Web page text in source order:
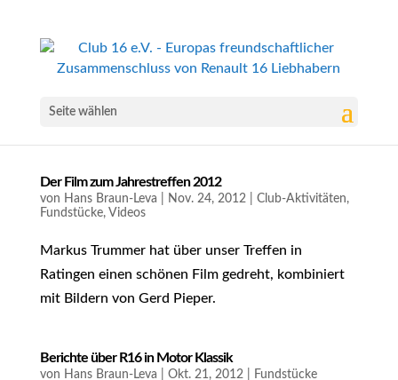
Seite wählen
Der Film zum Jahrestreffen 2012
von Hans Braun-Leva Nov. 24, 2012| Club-Aktivitäten,
Fundstücke, Videos
Markus Trummer hat über unser Treffen in
Ratingen einen schönen Film gedreht, kombiniert
mit Bildern von Gerd Pieper.
Berichte über R16 in Motor Klassik
von Hans Braun-Leva Okt. 21, 2012| Fundstücke